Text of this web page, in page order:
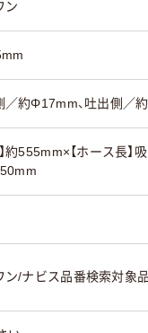
ン
／約Φ17mm、吐出側／
】約555mm×【ホース長】
ン/ナビス品番検索対象品